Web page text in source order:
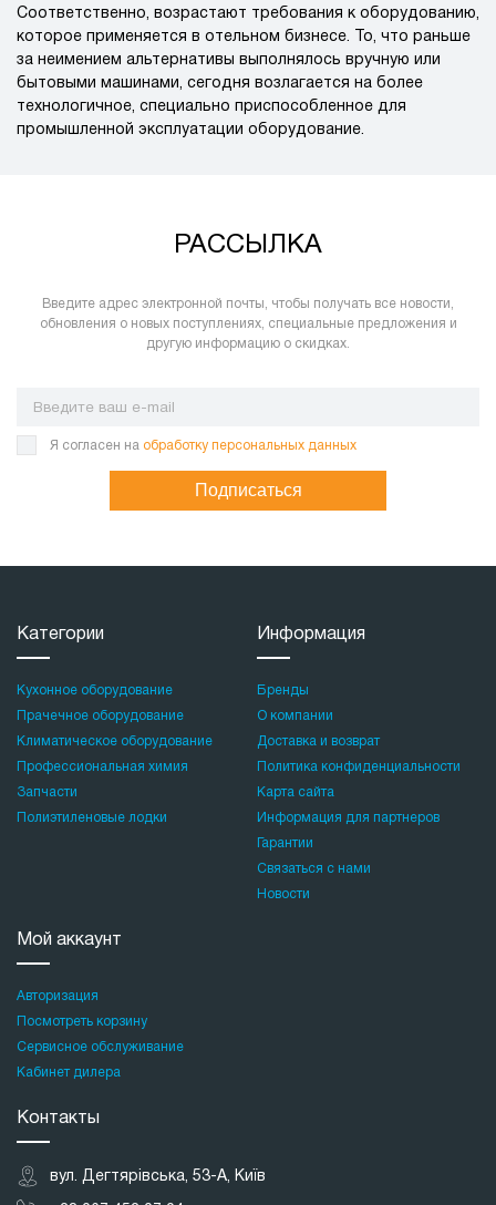
Соответственно, возрастают требования к оборудованию,
которое применяется в отельном бизнесе. То, что раньше
за неимением альтернативы выполнялось вручную или
бытовыми машинами, сегодня возлагается на более
технологичное, специально приспособленное для
промышленной эксплуатации оборудование.
РАССЫЛКА
Введите адрес электронной почты, чтобы получать все новости,
обновления о новых поступлениях, специальные предложения и
другую информацию о скидках.
Я согласен на обработку персональных данных
Подписаться
Категории
Кухонное оборудование
Прачечное оборудование
Климатическое оборудование
Профессиональная химия
Запчасти
Полиэтиленовые лодки
Информация
Бренды
О компании
Доставка и возврат
Политика конфиденциальности
Карта сайта
Информация для партнеров
Гарантии
Связаться с нами
Новости
Мой аккаунт
Авторизация
Посмотреть корзину
Сервисное обслуживание
Кабинет дилера
Контакты
вул. Дегтярівська, 53-А, Київ